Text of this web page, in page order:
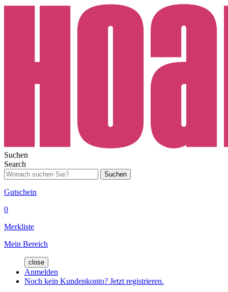
Suchen
Search
Suchen
Gutschein
0
Merkliste
Mein Bereich
close
Anmelden
Noch kein Kundenkonto? Jetzt registrieren.